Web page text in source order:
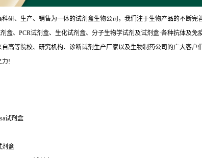
研、生产、销售为一体的试剂盒生物公司，我们注于生物产品的不断
盒、PCR试剂盒、生化试剂盒、分子生物学试剂及试剂盒·各种抗体及
高等院校、研究机构、诊断试剂生产厂家以及生物制药公司的广大客
力!
试剂盒
剂盒